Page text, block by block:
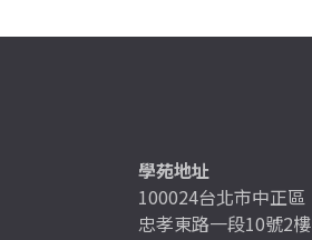
學苑地址
100024台北市中正區
忠孝東路一段10號2樓